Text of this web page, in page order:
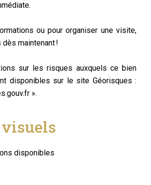
ou pour organiser une visite,
maintenant !
sur les risques auxquels ce bien
disponibles sur le site Géorisques :
».
disponibles